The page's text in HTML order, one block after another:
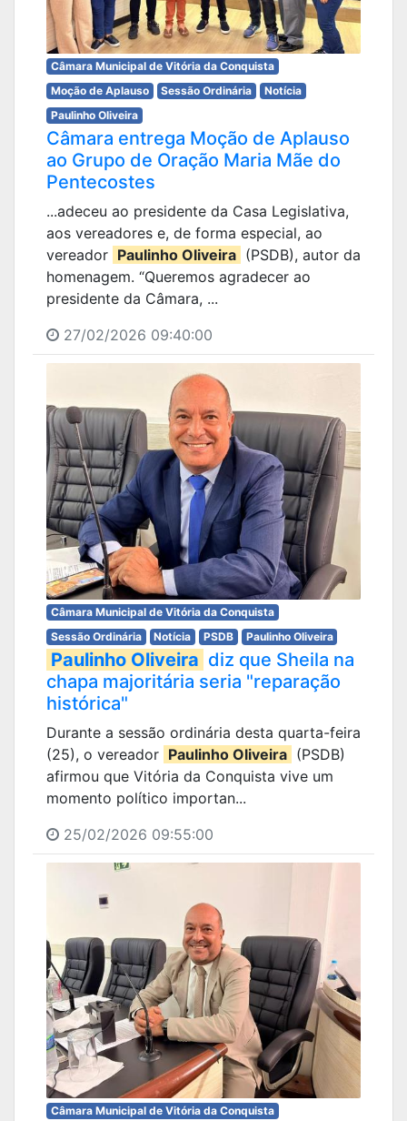
Câmara Municipal de Vitória da Conquista
Moção de Aplauso
Sessão Ordinária
Notícia
Paulinho Oliveira
Câmara entrega Moção de Aplauso
ao Grupo de Oração Maria Mãe do
Pentecostes
...adeceu ao presidente da Casa Legislativa,
aos vereadores e, de forma especial, ao
vereador Paulinho Oliveira (PSDB), autor da
homenagem. “Queremos agradecer ao
presidente da Câmara, ...
27/02/2026 09:40:00
Câmara Municipal de Vitória da Conquista
Sessão Ordinária
Notícia PSDB Paulinho Oliveira
Paulinho Oliveira diz que Sheila na
chapa majoritária seria "reparação
histórica"
Durante a sessão ordinária desta quarta-feira
(25), o vereador Paulinho Oliveira (PSDB)
afirmou que Vitória da Conquista vive um
momento político importan...
25/02/2026 09:55:00
Câmara Municipal de Vitória da Conquista